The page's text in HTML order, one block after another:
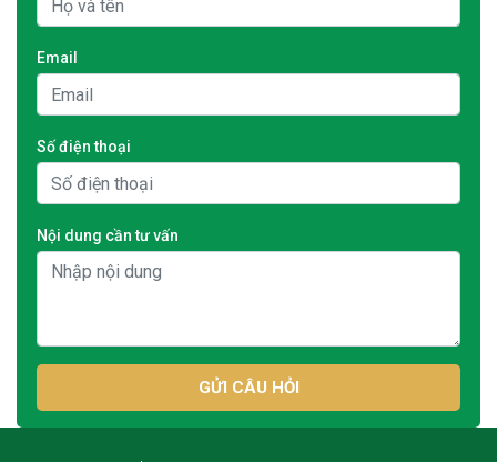
Email
Số điện thoại
Nội dung cần tư vấn
GỬI CÂU HỎI